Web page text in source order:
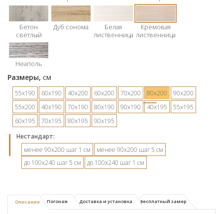
Бетон
светлый
Дуб сонома
Белая
лиственница
Кремовая
лиственница
Неаполь
Размеры, см
55х190 60х190 40х200 60х200 70х200 80х200
90х200
55х200
40х190 70х190 80х190 90х190 40х195
55х195
60х195
70х195 80х195
90х195
Hестандарт:
менее 90х200 шаг 1 см
менее 90х200 шаг 5 см
до 100х240 шаг 5 см
до 100х240 шаг 1 см
Описание Погонаж Доставка и установка Бесплатный замер